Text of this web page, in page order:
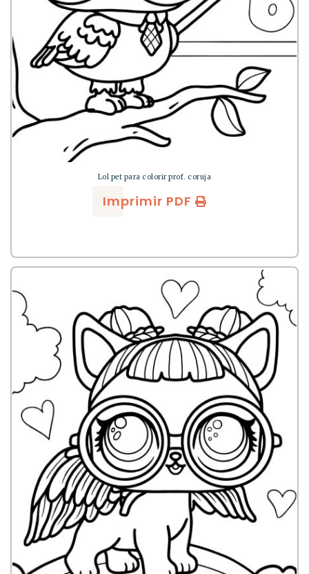
Lol pet para colorir prof. coruja
Imprimir PDF